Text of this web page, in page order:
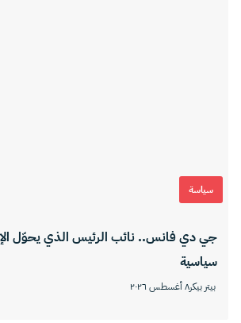
سياسة
جي دي فانس.. نائب الرئيس الذي يحوّل
سياسية
بيتر بيكر٨ أغسطس ٢٠٢٦